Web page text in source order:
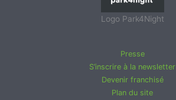
Logo Park4Night
Presse
S’inscrire à la newsletter
Devenir franchisé
Plan du site